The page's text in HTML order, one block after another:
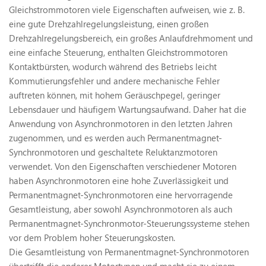
Gleichstrommotoren viele Eigenschaften aufweisen, wie z. B.
eine gute Drehzahlregelungsleistung, einen großen
Drehzahlregelungsbereich, ein großes Anlaufdrehmoment und
eine einfache Steuerung, enthalten Gleichstrommotoren
Kontaktbürsten, wodurch während des Betriebs leicht
Kommutierungsfehler und andere mechanische Fehler
auftreten können, mit hohem Geräuschpegel, geringer
Lebensdauer und häufigem Wartungsaufwand. Daher hat die
Anwendung von Asynchronmotoren in den letzten Jahren
zugenommen, und es werden auch Permanentmagnet-
Synchronmotoren und geschaltete Reluktanzmotoren
verwendet. Von den Eigenschaften verschiedener Motoren
haben Asynchronmotoren eine hohe Zuverlässigkeit und
Permanentmagnet-Synchronmotoren eine hervorragende
Gesamtleistung, aber sowohl Asynchronmotoren als auch
Permanentmagnet-Synchronmotor-Steuerungssysteme stehen
vor dem Problem hoher Steuerungskosten.
Die Gesamtleistung von Permanentmagnet-Synchronmotoren